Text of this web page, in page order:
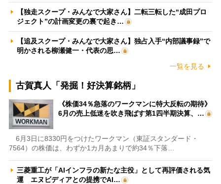
【独走スクープ・みんなで大家さん】二転三転した“成田プロ
ジェクト”の計画変更の裏で起き…
【追及スクープ・みんなで大家さん】独占入手“内部議事録”で
明かされる柳瀬健一・代表の思…
一覧を見る
古賀真人「発掘！好決算銘柄」
《株価34％急落のワークマンに特大反転の期待》
6月の売上低迷を吹き飛ばす第1四半期決算、…
6月3日に8330円をつけたワークマン（東証スタンダード・
7564）の株価は、わずか1カ月あまりで約34％下落…
三菱重工が「AIインフラの新たな主役」として再評価される気
運 エヌビディアとの提携でAI…